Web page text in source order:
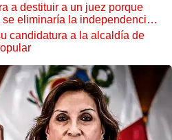
a destituir a un juez porque
eliminaría la independencia
candidatura a la alcaldía de